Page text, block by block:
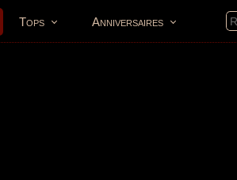
Tops Anniversaires